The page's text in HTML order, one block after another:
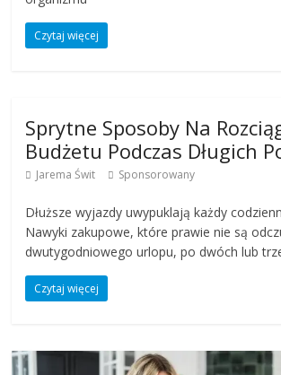
Czytaj więcej
Sprytne Sposoby Na
Budżetu Podczas Długich
Jarema Świt Sponsorowany
Dłuższe wyjazdy uwypuklają każdy
Nawyki zakupowe, które prawie nie są
dwutygodniowego urlopu, po dwóch lub
Czytaj więcej